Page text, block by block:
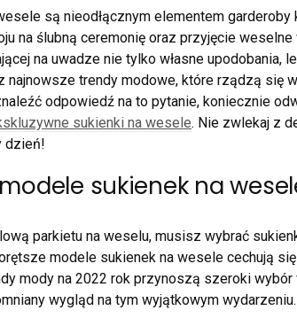
są nieodłącznym elementem garderoby
na ślubną ceremonię oraz przyjęcie
na uwadze nie tylko własne upodobania,
najnowsze trendy modowe, które rządzą się
odpowiedź na to pytanie, koniecznie
sukienki na wesele. Nie zwlekaj z
dzień!
sukienek na
parkietu na weselu, musisz wybrać
modele sukienek na wesele cechują
mody na 2022 rok przynoszą szeroki
wygląd na tym wyjątkowym wydarzeniu.